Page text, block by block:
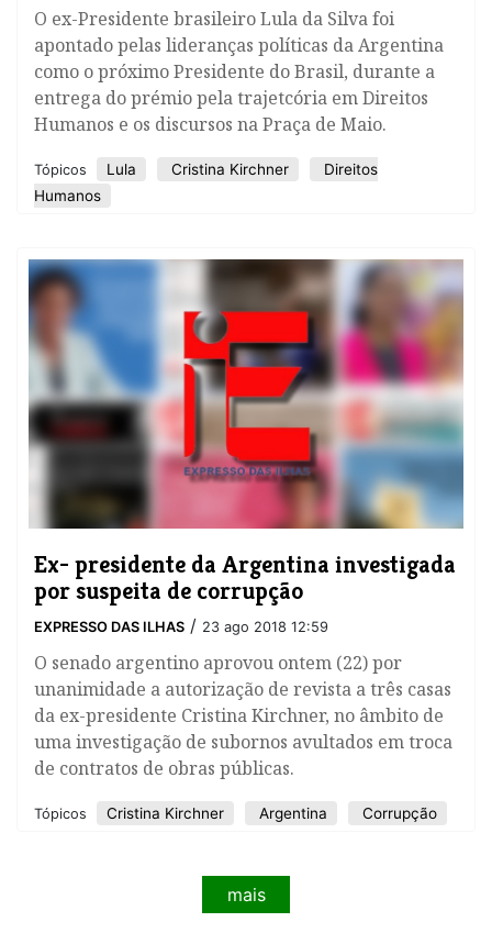
O ex-Presidente brasileiro Lula da Silva foi
apontado pelas lideranças políticas da Argentina
como o próximo Presidente do Brasil, durante a
entrega do prémio pela trajetcória em Direitos
Humanos e os discursos na Praça de Maio.
Tópicos Lula Cristina Kirchner
Direitos
Humanos
Ex- presidente da Argentina investigada
por suspeita de corrupção
EXPRESSO DAS ILHAS / 23 ago 2018 12:59
O senado argentino aprovou ontem (22) por
unanimidade a autorização de revista a três casas
da ex-presidente Cristina Kirchner, no âmbito de
uma investigação de subornos avultados em troca
de contratos de obras públicas.
Tópicos Cristina Kirchner Argentina Corrupção
mais